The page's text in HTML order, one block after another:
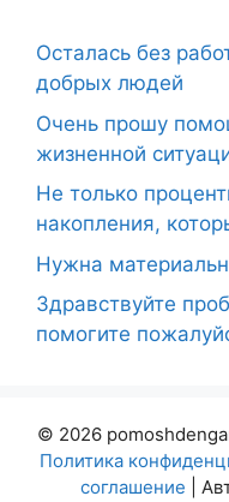
Осталась без
добрых людей
Очень прошу
жизненной
Не только
накопления,
Нужна
Здравствуйте
помогите
© 2026
Политика
соглашение |